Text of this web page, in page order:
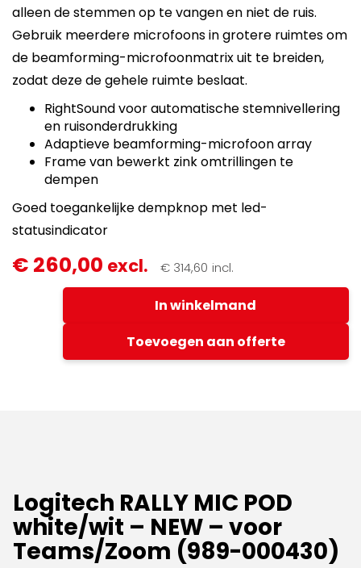
alleen de stemmen op te vangen en niet de ruis.
Gebruik meerdere microfoons in grotere ruimtes om
de beamforming-microfoonmatrix uit te breiden,
zodat deze de gehele ruimte beslaat.
RightSound voor automatische stemnivellering
en ruisonderdrukking
Adaptieve beamforming-microfoon array
Frame van bewerkt zink omtrillingen te
dempen
Goed toegankelijke dempknop met led-
statusindicator
€ 260,00 excl. € 314,60 incl.
MIC
POD
White
videoconferencing
aantal
In winkelmand
Toevoegen aan offerte
Logitech RALLY MIC POD
white/wit – NEW – voor
Teams/Zoom (989-000430)